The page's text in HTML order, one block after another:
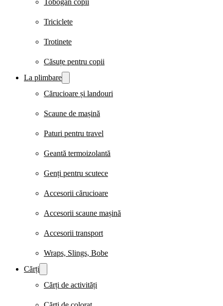
Tobogan copii
Triciclete
Trotinete
Căsuțe pentru copii
La plimbare
Cărucioare și landouri
Scaune de mașină
Paturi pentru travel
Geantă termoizolantă
Genți pentru scutece
Accesorii cărucioare
Accesorii scaune mașină
Accesorii transport
Wraps, Slings, Bobe
Cărți
Cărți de activități